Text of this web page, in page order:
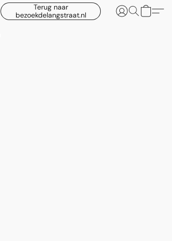
Terug naar
bezoekdelangstraat.nl